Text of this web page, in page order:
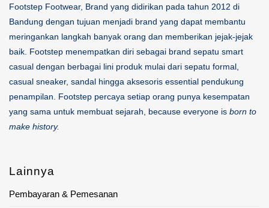
Footstep Footwear, Brand yang didirikan pada tahun 2012 di
Bandung dengan tujuan menjadi brand yang dapat membantu
meringankan langkah banyak orang dan memberikan jejak-jejak
baik. Footstep menempatkan diri sebagai brand sepatu smart
casual dengan berbagai lini produk mulai dari sepatu formal,
casual sneaker, sandal hingga aksesoris essential pendukung
penampilan. Footstep percaya setiap orang punya kesempatan
yang sama untuk membuat sejarah, because everyone is born to
make history.
Lainnya
Pembayaran & Pemesanan